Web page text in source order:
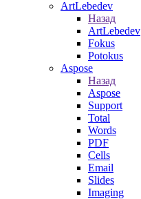
ArtLebedev
Назад
ArtLebedev
Fokus
Potokus
Aspose
Назад
Aspose
Support
Total
Words
PDF
Cells
Email
Slides
Imaging